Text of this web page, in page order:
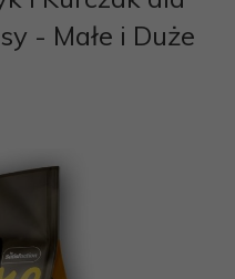
- Małe i Duże